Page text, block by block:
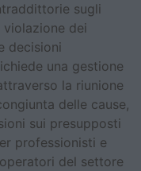
sugli
dei
decisioni
una gestione
la riunione
delle cause,
sui presupposti
professionisti e
del settore